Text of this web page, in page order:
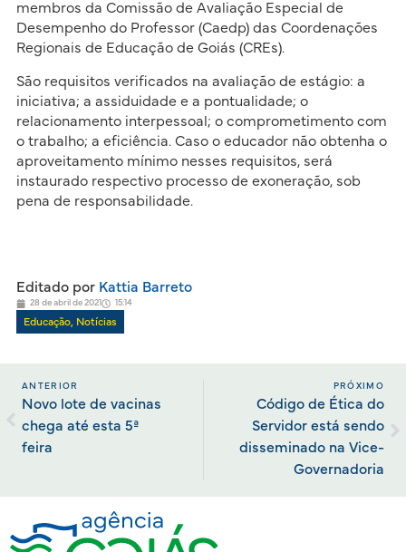
membros da Comissão de Avaliação Especial de
Desempenho do Professor (Caedp) das Coordenações
Regionais de Educação de Goiás (CREs).
São requisitos verificados na avaliação de estágio: a
iniciativa; a assiduidade e a pontualidade; o
relacionamento interpessoal; o comprometimento com
o trabalho; a eficiência. Caso o educador não obtenha o
aproveitamento mínimo nesses requisitos, será
instaurado respectivo processo de exoneração, sob
pena de responsabilidade.
Editado porKattia Barreto
28 de abril de 2021 15:14
Educação, Notícias
ANTERIOR
Novo lote de vacinas
chega até esta 5ª
feira
PRÓXIMO
Código de Ética do
Servidor está sendo
disseminado na Vice-
Governadoria